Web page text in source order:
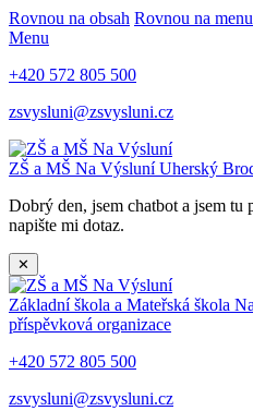
Rovnou na obsah Rovnou na menu
Menu
+420 572 805 500
zsvysluni@zsvysluni.cz
ZŠ a MŠ Na VýsluníUherský
Dobrý den, jsem chatbot a jsem
napište mi dotaz.
✕
Základní škola a Mateřská škola
příspěvková organizace
+420 572 805 500
zsvysluni@zsvysluni.cz